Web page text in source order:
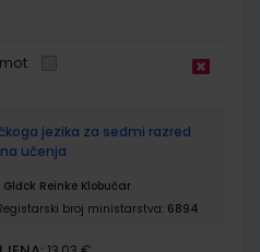
jezika za sedmi razred
učenja
Reinke Klobučar
broj ministarstva: 6894